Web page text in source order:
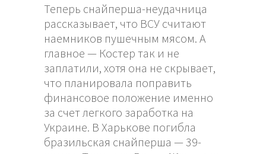
Теперь снайперша-неудачница
рассказывает, что ВСУ считают
наемников пушечным мясом. А
главное — Костер так и не
заплатили, хотя она не скрывает,
что планировала поправить
финансовое положение именно
за счет легкого заработка на
Украине. В Харькове погибла
бразильская снайперша — 39-